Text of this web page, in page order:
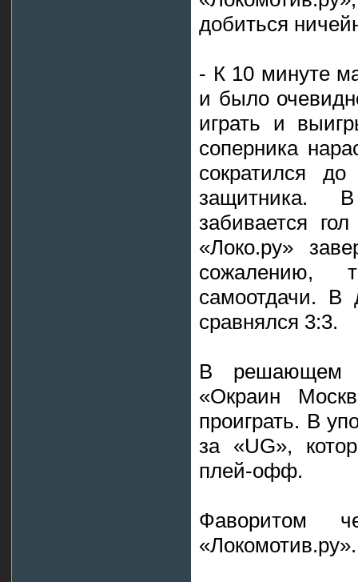
добиться
- К 10 минуте
и было
играть и
соперника
сократился
защитника.
забивается
«Локо.ру»
сожалению,
самоотдачи. В
сравнялся 3:3.
В решающем
«Окраин
проиграть. В
за «UG»,
плей-офф.
Фаворитом
«Локомотив.ру».